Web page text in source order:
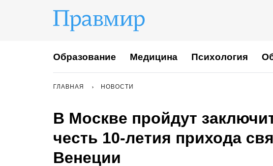
Образование Медицина Психология
ГЛАВНАЯ НОВОСТИ
В Москве пройдут
честь 10-летия прихода
Венеции